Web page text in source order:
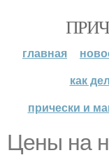
главная
как
прически и
Цены на